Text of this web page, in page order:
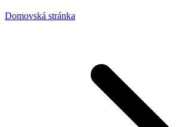
Domovská stránka